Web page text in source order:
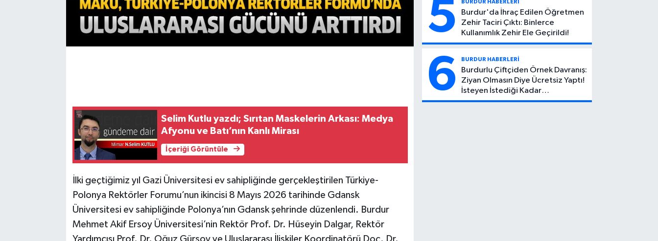
Selim Kutlu yazdı; Sırıtan Maskelerin Arkası: Medya
Afyonu ve Batı’nın Kanlı Mirası
İçeriği Görüntüle
İlki geçtiğimiz yıl Gazi Üniversitesi ev sahipliğinde gerçekleştirilen Türkiye-
Polonya Rektörler Forumu’nun ikincisi 8 Mayıs 2026 tarihinde Gdansk
Üniversitesi ev sahipliğinde Polonya’nın Gdansk şehrinde düzenlendi. Burdur
Mehmet Akif Ersoy Üniversitesi’nin Rektör Prof. Dr. Hüseyin Dalgar, Rektör
Yardımcısı Prof. Dr. Oğuz Gürsoy ve Uluslararası İlişkiler Koordinatörü Doç. Dr.
Can Atıcı
Genç
Yaşta
Yaşamını
Yitirdi
Feci Kaza:
1 Ölü, 2
Yaralı
5 BURDUR HABERLERİ
Burdur'da İhraç Edilen Öğretmen
Zehir Taciri Çıktı: Binlerce
Kullanımlık Zehir Ele Geçirildi!
6 BURDUR HABERLERİ
Burdurlu Çiftçiden Örnek Davranış:
Ziyan Olmasın Diye Ücretsiz Yaptı!
İsteyen İstediği Kadar
Toplayabilecek